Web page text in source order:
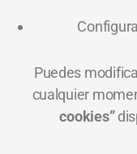
Puedes
cualquier
cookies”